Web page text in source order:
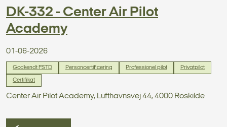
DK-332 - Center Air Pilot
Academy
01-06-2026
Godkendt FSTD Personcertificering Professionel pilot Privatpilot
Certifikat
Center Air Pilot Academy, Lufthavnsvej 44, 4000 Roskilde